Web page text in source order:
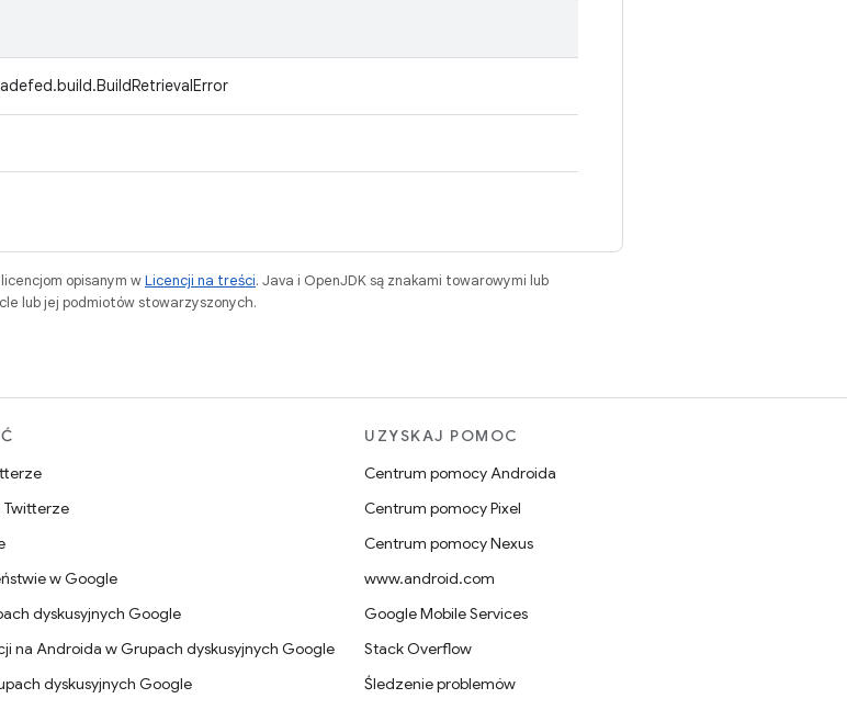
opisanym wLicencji na treści. Java i OpenJDK są znakami towarowymi lub
lub jej podmiotów stowarzyszonych.
Twitterze
w Google
dyskusyjnych Google
na Androida w Grupach dyskusyjnych Google
dyskusyjnych Google
UZYSKAJ POMOC
Centrum pomocy Androida
Centrum pomocy Pixel
Centrum pomocy Nexus
www.android.com
Google Mobile Services
Stack Overflow
Śledzenie problemów